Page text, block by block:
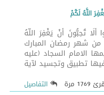
اللَّهُ لَكُمْ
تُحِبُّونَ أَنْ يَغْفِرَ اللَّهُ
من شهر رمضان المبارك
الامام السجاد (عليه
تطبيق وتجسيد لآية
قرئ 1769 مرة
التفاصيل